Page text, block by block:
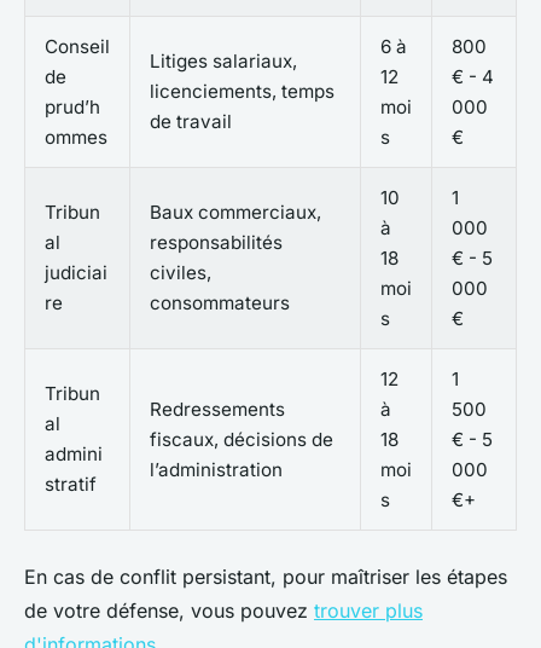
Conseil
de
prud’h
ommes
Litiges salariaux,
licenciements, temps
de travail
6 à
12
moi
s
800
€ - 4
000
€
Tribun
al
judiciai
re
Baux commerciaux,
responsabilités
civiles,
consommateurs
10
à
18
moi
s
1
000
€ - 5
000
€
Tribun
al
admini
stratif
Redressements
fiscaux, décisions de
l’administration
12
à
18
moi
s
1
500
€ - 5
000
€+
En cas de conflit persistant, pour maîtriser les étapes
de votre défense, vous pouvez trouver plus